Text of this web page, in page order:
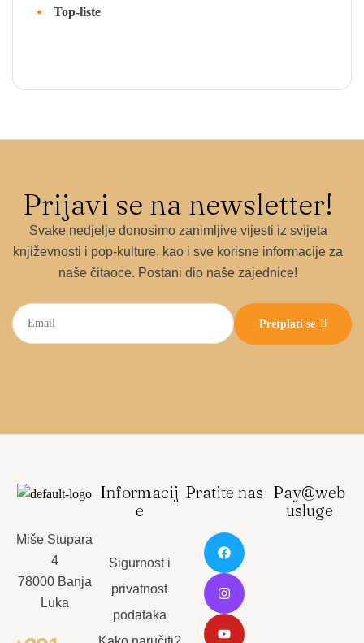
Top-liste
Prijavi se na newsletter!
Svake nedjelje donosimo zanimljive vijesti iz svijeta
književnosti i pop-kulture, kao i sve korisne informacije za
naše čitaoce. Postani dio naše zajednice!
Pretplati se
Miše Stupara
4
78000 Banja
Luka
Informacij
e
Sigurnost i
privatnost
podataka
Pratite nas Pay@web
usluge